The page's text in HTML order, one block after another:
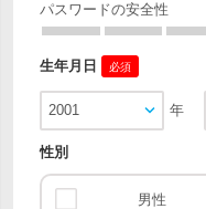
パスワードの安全性
生年月日 必須
2001 年
性別
男性